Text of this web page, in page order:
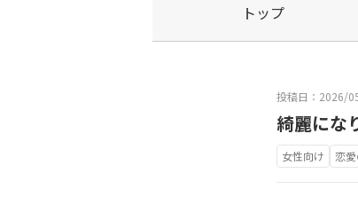
トップ
投稿日：2026/
綺麗にな
女性向け 恋